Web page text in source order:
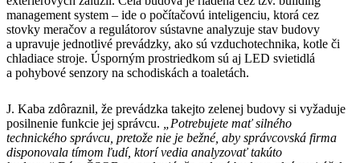
management system – ide o počítačovú inteligenciu, ktorá cez
stovky meračov a regulátorov sústavne analyzuje stav budovy
a upravuje jednotlivé prevádzky, ako sú vzduchotechnika, kotle či
chladiace stroje. Úsporným prostriedkom sú aj LED svietidlá
a pohybové senzory na schodiskách a toaletách.
J. Kaba zdôraznil, že prevádzka takejto zelenej budovy si vyžaduje
posilnenie funkcie jej správcu.
„Potrebujete mať silného
technického správcu, pretože nie je bežné, aby správcovská firma
disponovala tímom ľudí, ktorí vedia analyzovať takúto